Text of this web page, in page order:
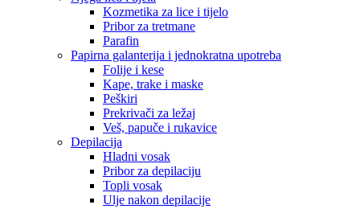
Kozmetika za lice i tijelo
Pribor za tretmane
Parafin
Papirna galanterija i jednokratna upotreba
Folije i kese
Kape, trake i maske
Peškiri
Prekrivači za ležaj
Veš, papuče i rukavice
Depilacija
Hladni vosak
Pribor za depilaciju
Topli vosak
Ulje nakon depilacije